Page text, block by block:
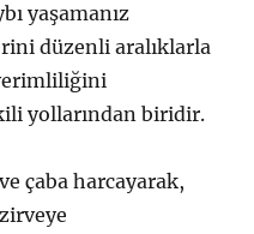
yaşamanız
düzenli aralıklarla
yollarından biridir.
çaba harcayarak,